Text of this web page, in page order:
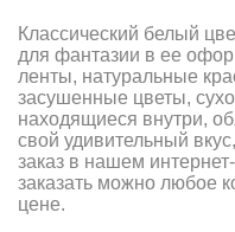
Классический белый
для фантазии в ее
ленты, натуральные
засушенные цветы,
находящиеся внутри,
свой удивительный
заказ в нашем
заказать можно любое
цене.